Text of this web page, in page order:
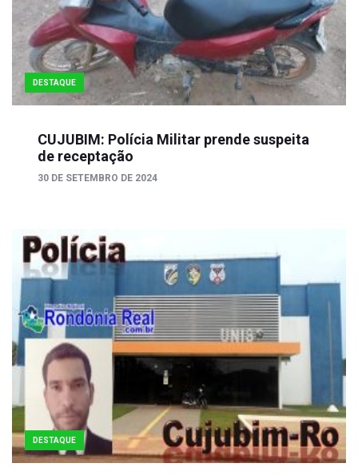
DESTAQUE
CUJUBIM: Polícia Militar prende suspeita
de receptação
30 DE SETEMBRO DE 2024
DESTAQUE